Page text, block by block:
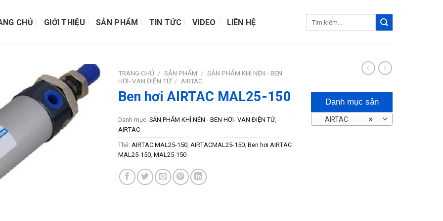
CHỦ GIỚI THIỆU SẢN PHẨM TIN TỨC VIDEO LIÊN HỆ
TRANG CHỦ / SẢN PHẨM / SẢN PHẨM KHÍ NÉN - BEN
HƠI- VAN ĐIỆN TỪ / AIRTAC
Ben hơi AIRTAC MAL25-150
Danh mục: SẢN PHẨM KHÍ NÉN - BEN HƠI- VAN ĐIỆN TỪ,
AIRTAC
Thẻ: AIRTAC MAL25-150, AIRTACMAL25-150, Ben hơi AIRTAC
MAL25-150, MAL25-150
Danh mục sản
phẩm ×
AIRTAC